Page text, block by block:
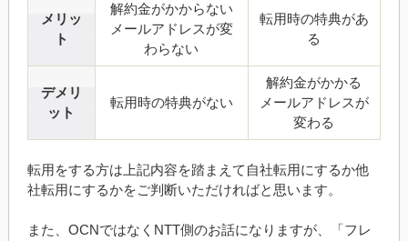
メリッ
ト
解約金がかからない
メールアドレスが変
わらない
転用時の特典があ
る
デメリ
ット
転用時の特典がない
解約金がかかる
メールアドレスが
変わる
転用をする方は上記内容を踏まえて自社転用にするか他
社転用にするかをご判断いただければと思います。
また、OCNではなくNTT側のお話になりますが、「フレ